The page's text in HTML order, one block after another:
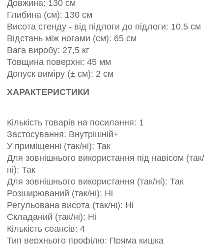
Довжина: 130 см
Глибина (см): 130 см
Висота стенду - від підлоги до підлоги: 10,5 см
Відстань між ногами (см): 65 см
Вага виробу: 27,5 кг
Товщина поверхні: 45 мм
Допуск виміру (± см): 2 см
ХАРАКТЕРИСТИКИ
Кількість товарів на посилання: 1
Застосування: Внутрішній+
У приміщенні (так/ні): Так
Для зовнішнього використання під навісом (так/
ні): Так
Для зовнішнього використання (так/ні): Так
Розширюваний (так/ні): Ні
Регульована висота (так/ні): Ні
Складаний (так/ні): Ні
Кількість сеансів: 4
Тип верхнього профілю: Пряма кишка